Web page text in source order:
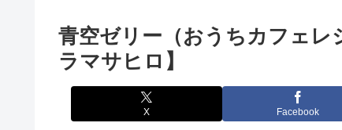
青空ゼリー（おうちカフェ
ラマサヒロ】
X Facebook